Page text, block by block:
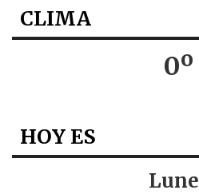
CLIMA
0º
HOY ES